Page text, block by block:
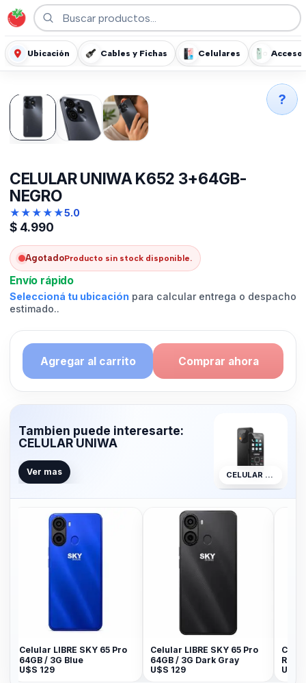
Ubicación Cables y Fichas Celulares
CELULAR UNIWA K652 3+64GB-
NEGRO
★★★★★5.0
$ 4.990
AgotadoProducto sin stock disponible.
Envío rápido
Seleccioná tu ubicación para calcular entrega o despacho
estimado..
Agregar al carrito Comprar ahora
Tambien puede interesarte:
CELULAR UNIWA
Ver mas CELULAR UNIWA
Celular LIBRE SKY 65 Pro
64GB / 3G Blue
U$S129
Celular LIBRE SKY 65 Pro
64GB / 3G Dark Gray
U$S129
U$S
?